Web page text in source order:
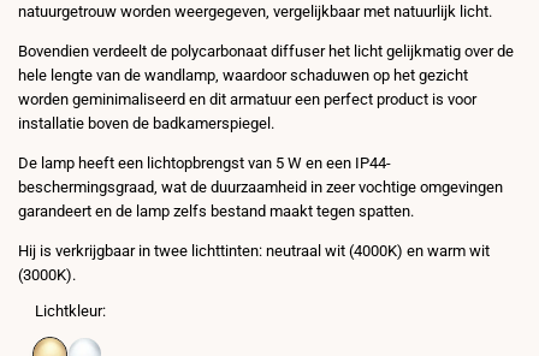
natuurgetrouw worden weergegeven, vergelijkbaar met natuurlijk licht.
Bovendien verdeelt de polycarbonaat diffuser het licht gelijkmatig over de
hele lengte van de wandlamp, waardoor schaduwen op het gezicht
worden geminimaliseerd en dit armatuur een perfect product is voor
installatie boven de badkamerspiegel.
De lamp heeft een lichtopbrengst van 5 W en een IP44-
beschermingsgraad, wat de duurzaamheid in zeer vochtige omgevingen
garandeert en de lamp zelfs bestand maakt tegen spatten.
Hij is verkrijgbaar in twee lichttinten: neutraal wit (4000K) en warm wit
(3000K).
Lichtkleur: